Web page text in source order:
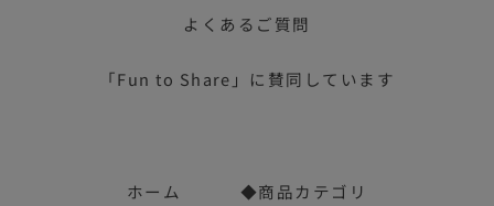
よくあるご質問
「Fun to Share」に賛同しています
ホーム ◆商品カテゴリ